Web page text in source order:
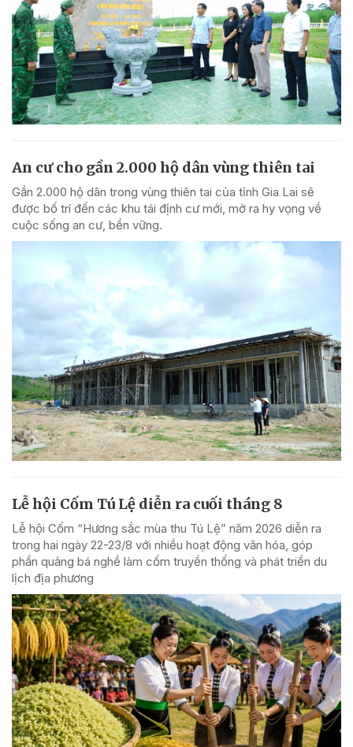
An cư cho gần 2.000 hộ dân vùng thiên tai
Gần 2.000 hộ dân trong vùng thiên tai của tỉnh Gia Lai sẽ
được bố trí đến các khu tái định cư mới, mở ra hy vọng về
cuộc sống an cư, bền vững.
Lễ hội Cốm Tú Lệ diễn ra cuối tháng 8
Lễ hội Cốm “Hương sắc mùa thu Tú Lệ” năm 2026 diễn ra
trong hai ngày 22-23/8 với nhiều hoạt động văn hóa, góp
phần quảng bá nghề làm cốm truyền thống và phát triển du
lịch địa phương